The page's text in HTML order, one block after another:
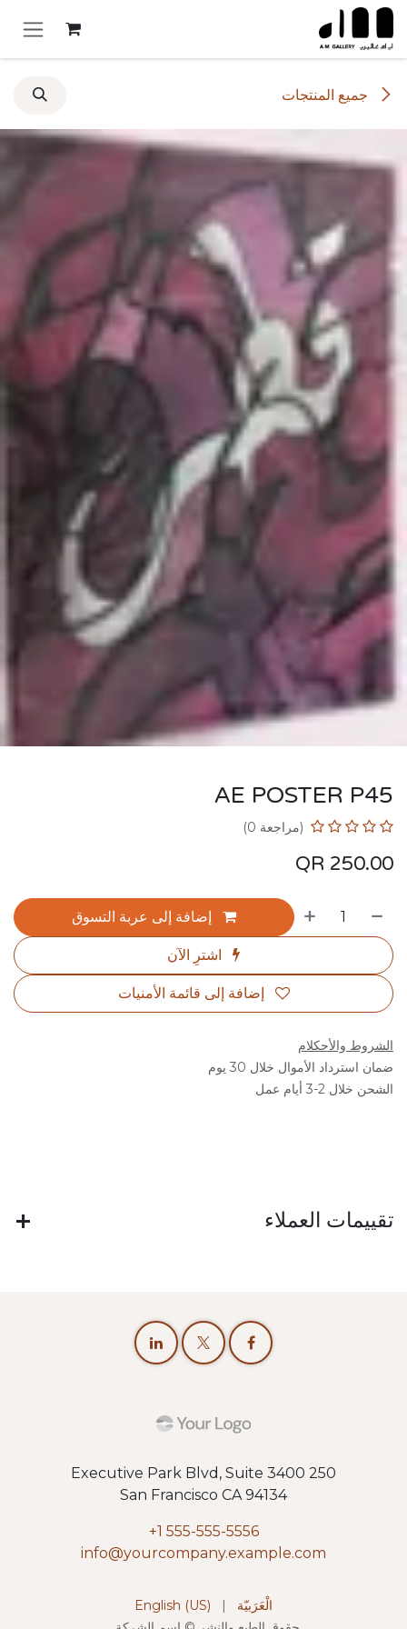
تخطي للذهاب إلى المحتوى
جميع المنتجات
AE POSTER P45
(مراجعة 0)
250.00
إضافة إلى عربة التسوق
اشترِ الآن
إضافة إلى قائمة الأمنيات
الشروط والأحكلام
ضمان استرداد الأموال خلال 30 يوم
الشحن خلال 2-3 أيام عمل
تقييمات العملاء
250 Executive Park Blvd, Suite 3400
San Francisco CA 94134
+1 555-555-5556
info@yourcompany.example.com
الْعَرَبيّة English (US)